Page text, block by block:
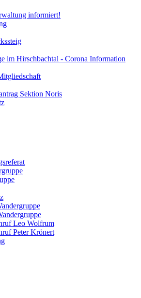
informiert!
im Hirschbachtal - Corona Information
Sektion Noris
Leo Wolfrum
Peter Krönert